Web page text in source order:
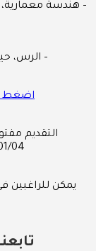
– هندسة معمارية،
– الرس،
اضغط
التقديم
1448/01/04هـ،
يمكن للراغبين